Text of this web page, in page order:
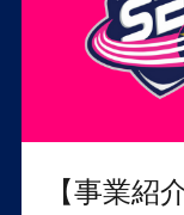
【事業紹